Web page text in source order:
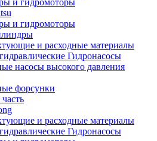
и гидромоторы
и гидромоторы
и расходные материалы
Гидронасосы
насосы высокого давления
форсунки
и расходные материалы
Гидронасосы